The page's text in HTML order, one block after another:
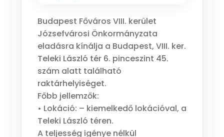
Budapest Főváros VIII. kerület
Józsefvárosi Önkormányzata
eladásra kínálja a Budapest, VIII. ker.
Teleki László tér 6. pinceszint 45.
szám alatt található
raktárhelyiséget.
Főbb jellemzők:
• Lokáció: – kiemelkedő lokációval, a
Teleki László téren.
A teljesség igénye nélkül